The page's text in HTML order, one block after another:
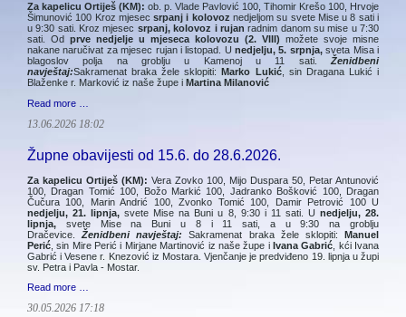
Za kapelicu Ortiješ (KM): ob. p. Vlade Pavlović 100, Tihomir Krešo 100, Hrvoje
Šimunović 100 Kroz mjesecsrpanj i kolovoznedjeljom su svete Mise u 8 sati i
u 9:30 sati. Kroz mjesec srpanj, kolovoz i rujanradnim danom su mise u 7:30
sati. Od prve nedjelje u mjeseca kolovozu (2. VIII) možete svoje misne
nakane naručivat za mjesec rujan i listopad. Unedjelju, 5. srpnja,sveta Misa i
blagoslov polja na groblju u Kamenoj u 11 sati. Ženidbeni
navještaj:Sakramenat braka žele sklopiti: Marko Lukić, sin Dragana Lukić i
Blaženke r. Marković iz naše župe i Martina Milanović
Read more …
13.06.2026 18:02
Župne obavijesti od 15.6. do 28.6.2026.
Za kapelicu Ortiješ (KM): Vera Zovko 100, Mijo Duspara 50, Petar Antunović
100, Dragan Tomić 100, Božo Markić 100, Jadranko Bošković 100, Dragan
Čučura 100, Marin Andrić 100, Zvonko Tomić 100, Damir Petrović 100 U
nedjelju, 21. lipnja,svete Mise na Buni u 8, 9:30 i 11 sati. U nedjelju, 28.
lipnja, svete Mise na Buni u 8 i 11 sati, a u 9:30 na groblju
Dračevice.Ženidbeni navještaj:Sakramenat braka žele sklopiti:Manuel
Perić , sin Mire Perić i Mirjane Martinović iz naše župe i Ivana Gabrić , kći Ivana
Gabrić i Vesene r. Knezović iz Mostara. Vjenčanje je predviđeno 19. lipnja u župi
sv. Petra i Pavla - Mostar.
Read more …
30.05.2026 17:18